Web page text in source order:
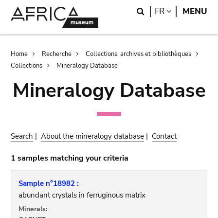
Search
FR LANGUAGE
MENU
Breadcrumb
Home Recherche
Collections, archives et bibliothèques
Collections
Mineralogy Database
Mineralogy Database
Search |About the mineralogy database | Contact
1 samples matching your criteria
Sample n°18982 :
abundant crystals in ferruginous matrix
Minerals: